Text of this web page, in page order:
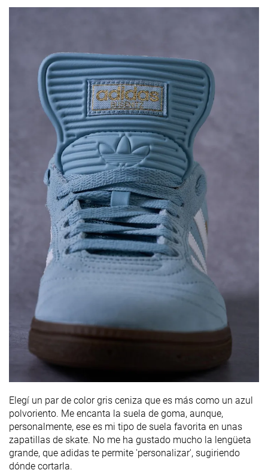
Elegí un par de color gris ceniza que es más como un azul
polvoriento. Me encanta la suela de goma, aunque,
personalmente, ese es mi tipo de suela favorita en unas
zapatillas de skate. No me ha gustado mucho la lengüeta
grande, que adidas te permite 'personalizar', sugiriendo
dónde cortarla.